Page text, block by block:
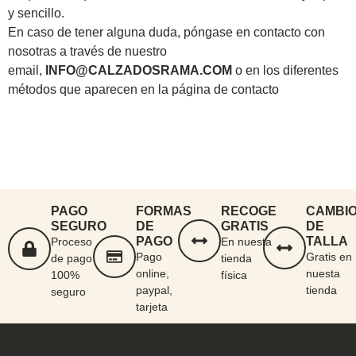
y sencillo.
En caso de tener alguna duda, póngase en contacto con
nosotras a través de nuestro
email,
INFO@CALZADOSRAMA.COM o en los diferentes
métodos que aparecen en la página de contacto
PAGO
SEGURO
Proceso
de pago
100%
seguro
FORMAS
DE
PAGO
Pago
online,
paypal,
tarjeta
RECOGE
GRATIS
En nuesta
tienda
física
DE
TALLA
Gratis en
nuesta
tienda